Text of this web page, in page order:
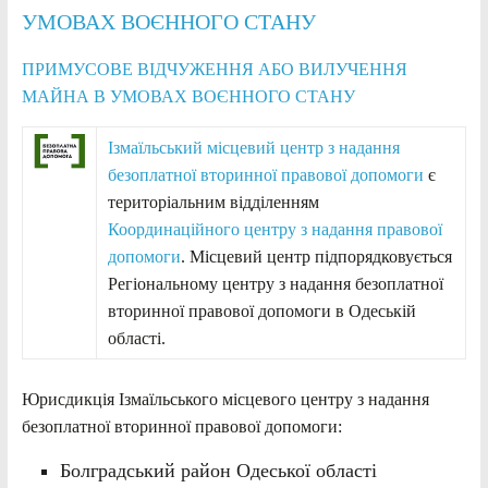
УМОВАХ ВОЄННОГО СТАНУ
ПРИМУСОВЕ ВІДЧУЖЕННЯ АБО ВИЛУЧЕННЯ
МАЙНА В УМОВАХ ВОЄННОГО СТАНУ
Ізмаїльський місцевий центр з надання
безоплатної вторинної правової допомоги є
територіальним відділенням
Координаційного центру з надання правової
допомоги. Місцевий центр підпорядковується
Регіональному центру з надання безоплатної
вторинної правової допомоги в Одеській
області.
Юрисдикція Ізмаїльського місцевого центру з надання
безоплатної вторинної правової допомоги:
Болградський район Одеської області